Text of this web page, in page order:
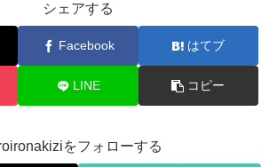
シェアする
Facebook はてブ
LINE コピー
をフォローする